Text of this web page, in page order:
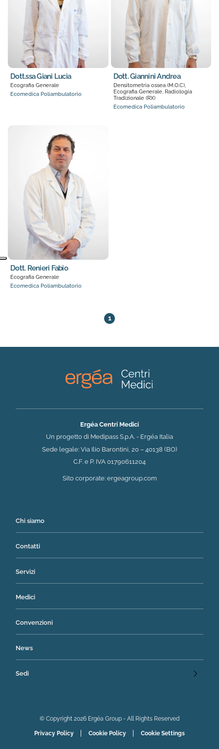
Dott.ssa Giani Lucia
Ecografia Generale
Ecomedica Poliambulatorio
Dott. Giannini Andrea
Densitometria ossea (M.O.C),
Ecografia Generale, Radiologia
Tradizionale (RX)
Ecomedica Poliambulatorio
Dott. Renieri Fabio
Ecografia Generale
Ecomedica Poliambulatorio
1
Ergéa Centri Medici
Un progetto di Medipass S.p.A. - Ergéa Italia
Sede legale: Via Ilio Barontini, 20 – 40138 (BO)
C.F. e P. IVA 01790611204
Sito corporate: ergeagroup.com(si apre in una nuova
Chi siamo
Contatti
Servizi
Medici
Convenzioni
News
Sedi
© Copyright 2026 Ergéa Group - All Rights Reserved
Privacy Policy Cookie Policy Cookie Settings